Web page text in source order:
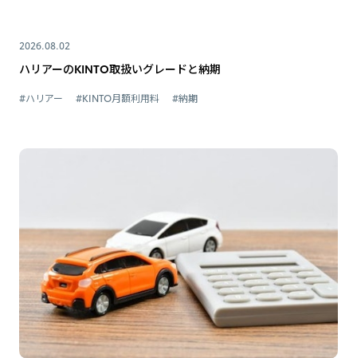
2026.08.02
ハリアーのKINTO取扱いグレードと納期
#ハリアー #KINTO月額利用料 #納期